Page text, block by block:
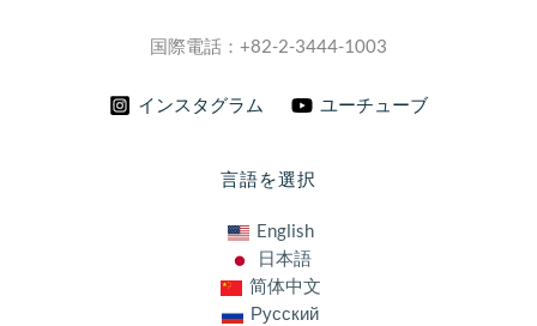
国際電話：+82-2-3444-1003
インスタグラム ユーチューブ
言語を選択
English
日本語
简体中文
Русский